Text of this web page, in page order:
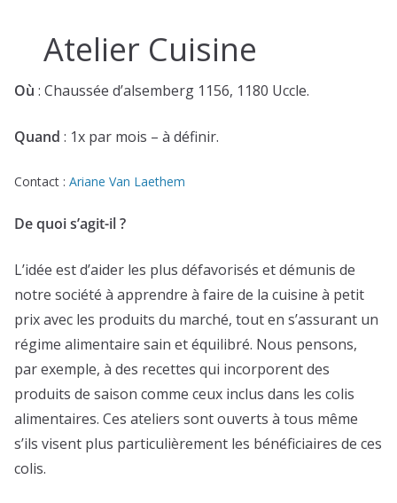
Atelier Cuisine
Où : Chaussée d’alsemberg 1156, 1180 Uccle.
Quand : 1x par mois – à définir.
Contact : Ariane Van Laethem
De quoi s’agit-il ?
L’idée est d’aider les plus défavorisés et démunis de
notre société à apprendre à faire de la cuisine à petit
prix avec les produits du marché, tout en s’assurant un
régime alimentaire sain et équilibré. Nous pensons,
par exemple, à des recettes qui incorporent des
produits de saison comme ceux inclus dans les colis
alimentaires. Ces ateliers sont ouverts à tous même
s’ils visent plus particulièrement les bénéficiaires de ces
colis.